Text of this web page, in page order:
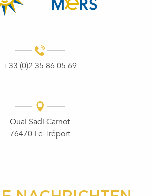
+33 (0)2 35 86 05 69
Quai Sadi Carnot
76470 Le Tréport